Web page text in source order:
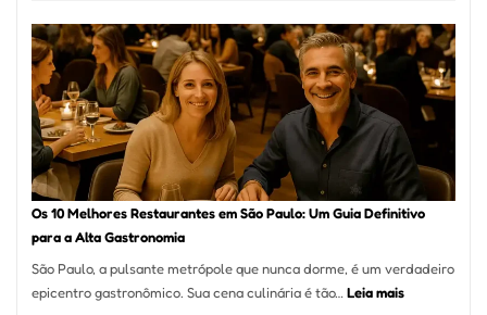
Pizzaria:
tradição
em
pizza
artesanal
forno
à
Vila
da
Os 10 Melhores Restaurantes em São Paulo: Um Guia Definitivo
para a Alta Gastronomia
São Paulo, a pulsante metrópole que nunca dorme, é um verdadeiro
epicentro gastronômico. Sua cena culinária é tão… Leia mais: